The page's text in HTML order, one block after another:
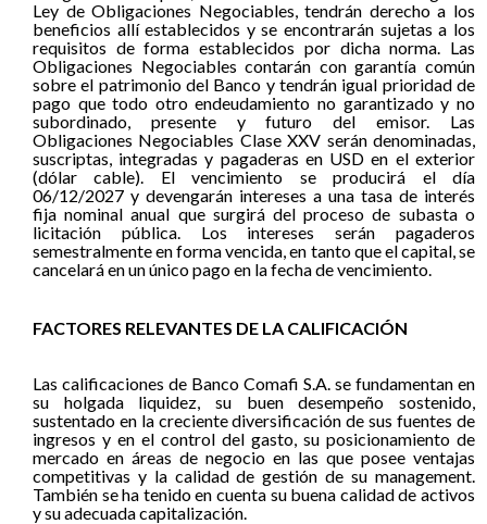
Ley de Obligaciones Negociables, tendrán derecho a los
beneficios allí establecidos y se encontrarán sujetas a los
requisitos de forma establecidos por dicha norma. Las
Obligaciones Negociables contarán con garantía común
sobre el patrimonio del Banco y tendrán igual prioridad de
pago que todo otro endeudamiento no garantizado y no
subordinado, presente y futuro del emisor. Las
Obligaciones Negociables Clase XXV serán denominadas,
suscriptas, integradas y pagaderas en USD en el exterior
(dólar cable). El vencimiento se producirá el día
06/12/2027 y devengarán intereses a una tasa de interés
fija nominal anual que surgirá del proceso de subasta o
licitación pública. Los intereses serán pagaderos
semestralmente en forma vencida, en tanto que el capital, se
cancelará en un único pago en la fecha de vencimiento.
FACTORES RELEVANTES DE LA CALIFICACIÓN
Las calificaciones de Banco Comafi S.A. se fundamentan en
su holgada liquidez, su buen desempeño sostenido,
sustentado en la creciente diversificación de sus fuentes de
ingresos y en el control del gasto, su posicionamiento de
mercado en áreas de negocio en las que posee ventajas
competitivas y la calidad de gestión de su management.
También se ha tenido en cuenta su buena calidad de activos
y su adecuada capitalización.